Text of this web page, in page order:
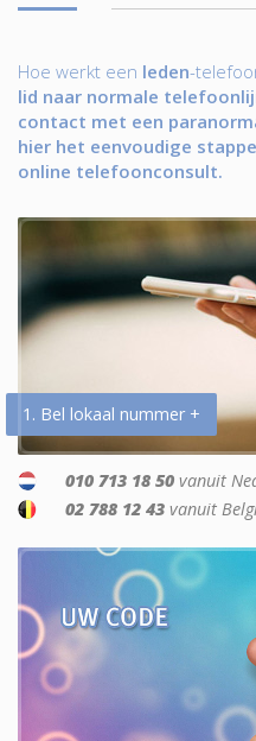
Hoe werkt een leden-
lid naar normale
contact met een
hier het eenvoudige
online telefoonconsult.
1. Bel lokaal nummer +
010 713 18 50 vanuit
02 788 12 43 vanuit